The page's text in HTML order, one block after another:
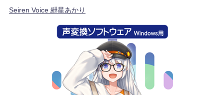
Seiren Voice 紲星あかり